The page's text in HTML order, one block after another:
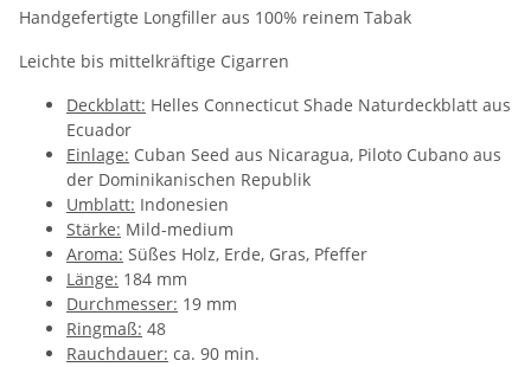
Handgefertigte Longfiller aus 100% reinem Tabak
Leichte bis mittelkräftige Cigarren
Deckblatt: Helles Connecticut Shade Naturdeckblatt aus
Ecuador
Einlage: Cuban Seed aus Nicaragua, Piloto Cubano aus
der Dominikanischen Republik
Umblatt: Indonesien
Stärke: Mild-medium
Aroma: Süßes Holz, Erde, Gras, Pfeffer
Länge: 184 mm
Durchmesser: 19 mm
Ringmaß: 48
Rauchdauer: ca. 90 min.